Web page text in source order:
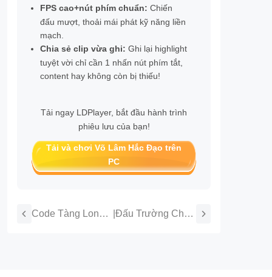
FPS cao+nút phím chuẩn: Chiến
đấu mượt, thoải mái phát kỹ năng liền
mạch.
Chia sẻ clip vừa ghi: Ghi lại highlight
tuyệt vời chỉ cần 1 nhấn nút phím tắt,
content hay không còn bị thiếu!
Tải ngay LDPlayer, bắt đầu hành trình
phiêu lưu của bạn!
Tải và chơi Võ Lâm Hắc Đạo trên
PC
Code Tàng Long
Đấu Trường Chân